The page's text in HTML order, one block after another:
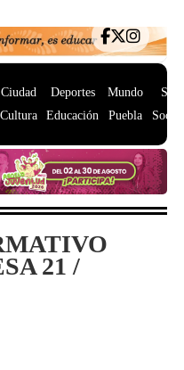
Ciudad
Cultura
Deportes
Educación
Mundo
Puebla
21 /